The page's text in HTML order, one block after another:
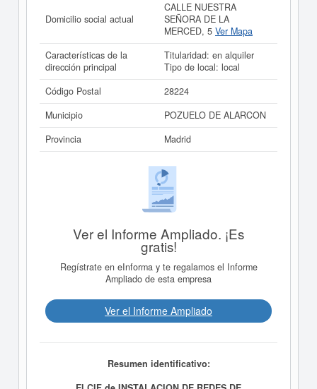
Domicilio social actual
CALLE NUESTRA
SEÑORA DE LA
MERCED, 5 Ver Mapa
Características de la
dirección principal
Titularidad: en alquiler
Tipo de local: local
Código Postal
28224
Municipio
POZUELO DE ALARCON
Provincia
Madrid
Ver el Informe Ampliado. ¡Es
gratis!
Regístrate en eInforma y te regalamos el Informe
Ampliado de esta empresa
Ver el Informe Ampliado
Resumen identificativo: